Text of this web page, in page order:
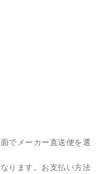
でメーカー直送便を選
ります。お支払い方法